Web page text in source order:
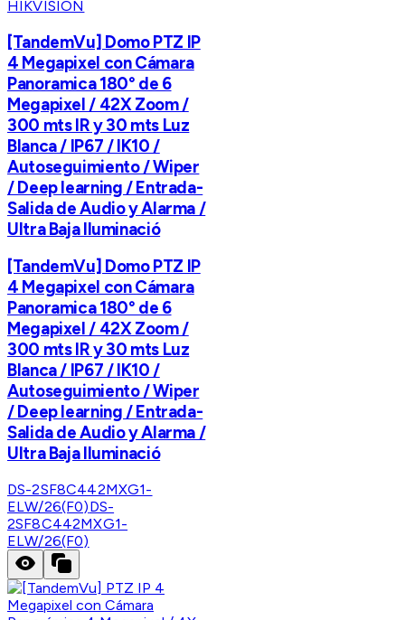
HIKVISION
[TandemVu] Domo PTZ IP
4 Megapixel con Cámara
Panoramica 180° de 6
Megapixel / 42X Zoom /
300 mts IR y 30 mts Luz
Blanca / IP67 / IK10 /
Autoseguimiento / Wiper
/ Deep learning / Entrada-
Salida de Audio y Alarma /
Ultra Baja Iluminació
[TandemVu] Domo PTZ IP
4 Megapixel con Cámara
Panoramica 180° de 6
Megapixel / 42X Zoom /
300 mts IR y 30 mts Luz
Blanca / IP67 / IK10 /
Autoseguimiento / Wiper
/ Deep learning / Entrada-
Salida de Audio y Alarma /
Ultra Baja Iluminació
DS-2SF8C442MXG1-
ELW/26(F0)DS-
2SF8C442MXG1-
ELW/26(F0)